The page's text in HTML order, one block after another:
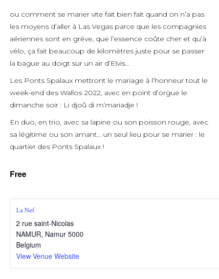
ou comment se marier vite fait bien fait quand on n’a pas
les moyens d’aller à Las Vegas parce que les compagnies
aériennes sont en grève, que l’essence coûte cher et qu’à
vélo, ça fait beaucoup de kilomètres juste pour se passer
la bague au doigt sur un air d’Elvis…
Les Ponts Spalaux mettront le mariage à l’honneur tout le
week-end des Wallos 2022, avec en point d’orgue le
dimanche soir : Li djoû di m’mariadje !
En duo, en trio, avec sa lapine ou son poisson rouge, avec
sa légitime ou son amant… un seul lieu pour se marier : le
quartier des Ponts Spalaux !
Free
La Nef
2 rue saint-Nicolas
NAMUR, Namur 5000
Belgium
View Venue Website